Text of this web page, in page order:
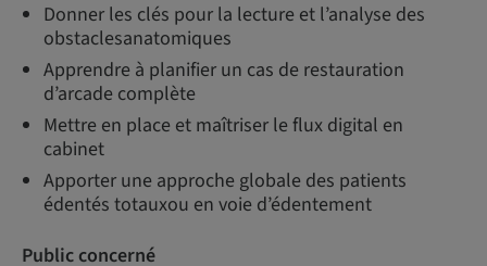
Donner les clés pour la lecture et l’analyse des
obstaclesanatomiques
Apprendre à planifier un cas de restauration
d’arcade complète
Mettre en place et maîtriser le flux digital en
cabinet
Apporter une approche globale des patients
édentés totauxou en voie d’édentement
Public concerné